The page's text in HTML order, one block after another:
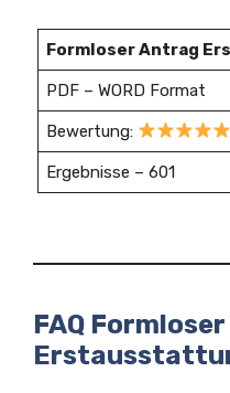
Formloser Antrag
PDF – WORD Format
Bewertung:
Ergebnisse – 601
FAQ